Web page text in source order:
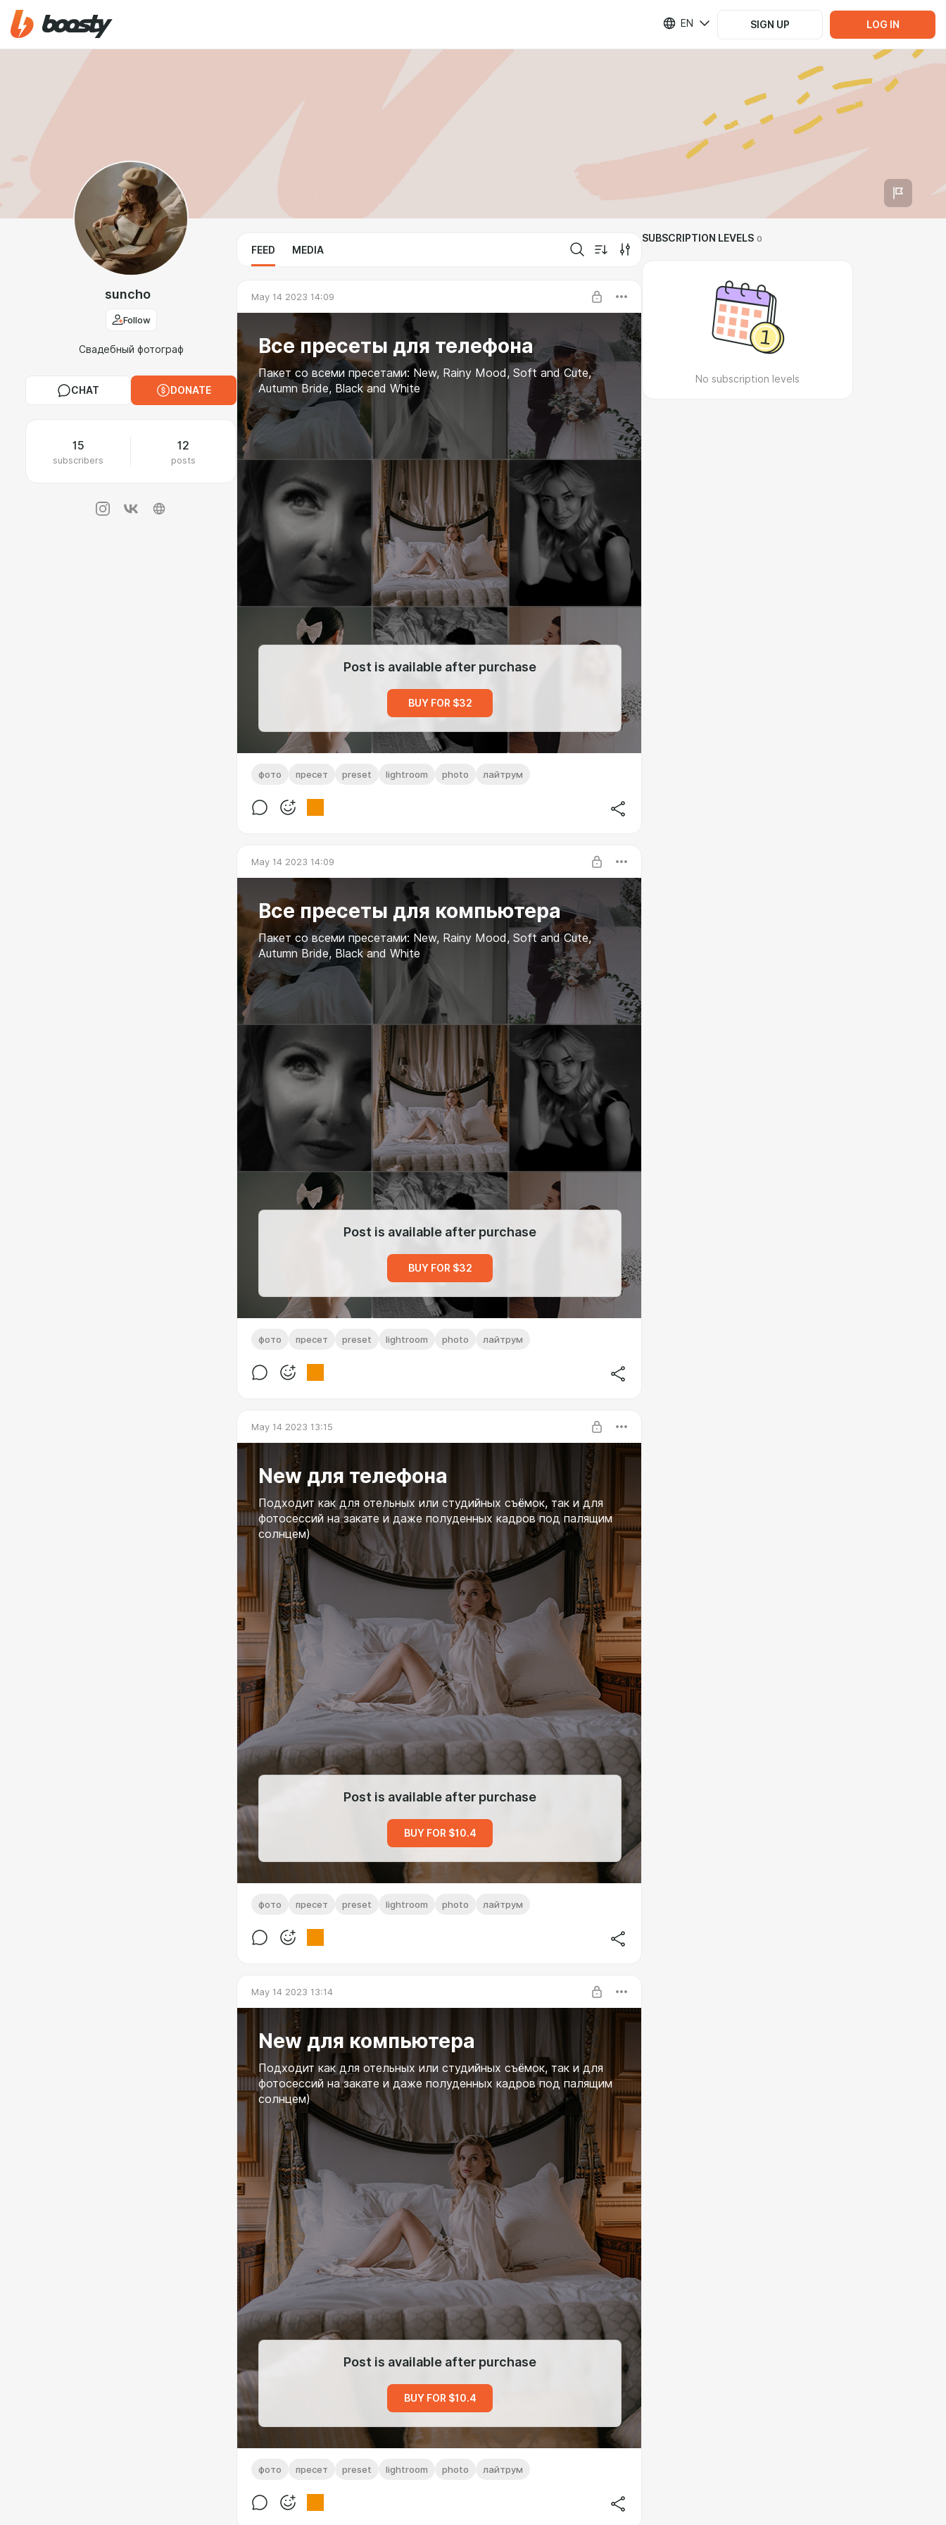
EN SIGN UP LOG IN
suncho
Follow
Свадебный фотограф
CHAT DONATE
15
subscribers
12
posts
FEED MEDIA
May 14 2023 14:09
Все пресеты для телефона
Пакет со всеми пресетами: New, Rainy Mood, Soft and Cute,
Autumn Bride, Black and White
Post is available after purchase
BUY FOR $32
фото пресет preset lightroom photo лайтрум
May 14 2023 14:09
Все пресеты для компьютера
Пакет со всеми пресетами: New, Rainy Mood, Soft and Cute,
Autumn Bride, Black and White
Post is available after purchase
BUY FOR $32
фото пресет preset lightroom photo лайтрум
May 14 2023 13:15
New для телефона
Подходит как для отельных или студийных съёмок, так и для
фотосессий на закате и даже полуденных кадров под палящим
солнцем)
Post is available after purchase
BUY FOR $10.4
фото пресет preset lightroom photo лайтрум
May 14 2023 13:14
New для компьютера
Подходит как для отельных или студийных съёмок, так и для
фотосессий на закате и даже полуденных кадров под палящим
солнцем)
Post is available after purchase
BUY FOR $10.4
фото пресет preset lightroom photo лайтрум
SUBSCRIPTION LEVELS 0
No subscription levels